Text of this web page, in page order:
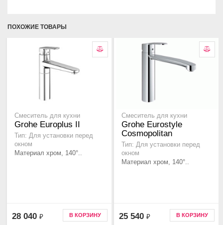
ПОХОЖИЕ ТОВАРЫ
Смеситель для кухни
Grohe Europlus II
Тип: Для установки перед
окном
Материал хром, 140°..
28 040 ₽ В КОРЗИНУ
Смеситель для кухни
Grohe Eurostyle
Cosmopolitan
Тип: Для установки перед
окном
Материал хром, 140°..
25 540 ₽ В КОРЗИНУ